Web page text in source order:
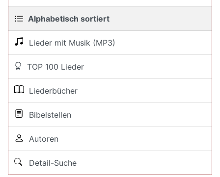
Alphabetisch sortiert
Lieder mit Musik (MP3)
TOP 100 Lieder
Liederbücher
Bibelstellen
Autoren
Detail-Suche